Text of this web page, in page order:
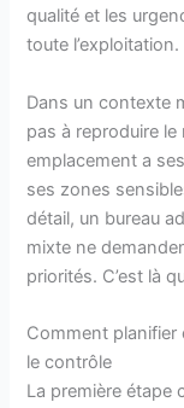
qualité et les
toute l’exploitation.
Dans un contexte
pas à reproduire
emplacement a
ses zones
détail, un bureau
mixte ne
priorités. C’est là
Comment planifier
le contrôle
La première étape